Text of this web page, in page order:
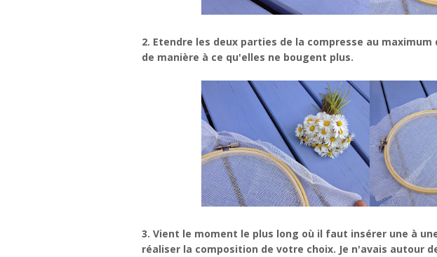
2. Etendre les deux parties de la compresse au
de manière à ce qu'elles ne bougent plus.
3. Vient le moment le plus long où il faut insérer une à
réaliser la composition de votre choix. Je n'avais autour